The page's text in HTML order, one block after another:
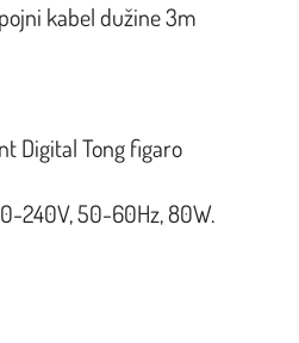
kabel dužine 3m
Digital Tong figaro
240V, 50-60Hz, 80W.